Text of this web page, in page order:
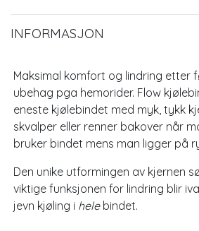
INFORMASJON
Maksimal komfort og lindring etter
ubehag pga hemorider. Flow
eneste kjølebindet med myk, tykk
skvalper eller renner bakover når
bruker bindet mens man ligger på
Den unike utformingen av kjernen
viktige funksjonen for lindring blir
jevn kjøling i helebindet.